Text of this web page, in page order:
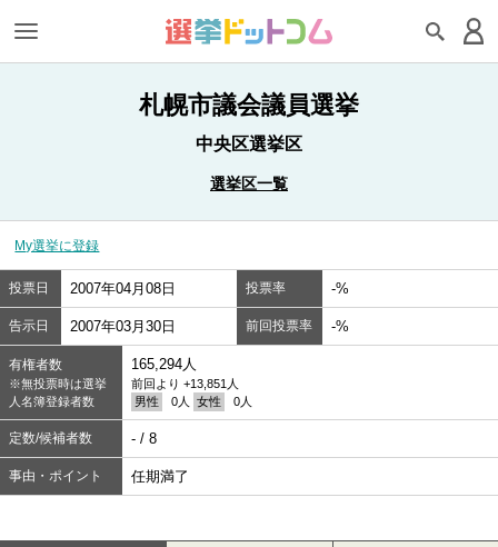
札幌市議会議員選挙
中央区選挙区
選挙区一覧
My選挙に登録
投票日 2007年04月08日 投票率 -%
告示日 2007年03月30日 前回投票率 -%
有権者数
※無投票時は選挙
人名簿登録者数
165,294人
前回より +13,851人
男性
0人 女性 0人
定数/候補者数 - / 8
事由・ポイント 任期満了